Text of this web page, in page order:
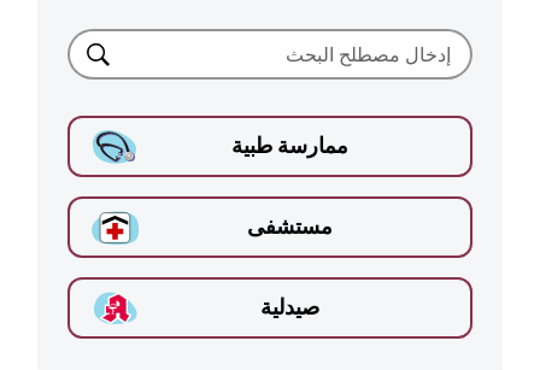
ممارسة طبية
مستشفى
صيدلية